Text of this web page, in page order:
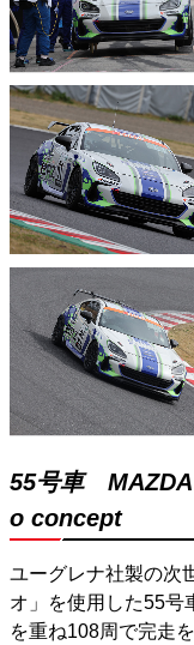
55号車 MAZDA
o concept
ユーグレナ社製の次
オ」を使用した55号
を重ね108周で完走